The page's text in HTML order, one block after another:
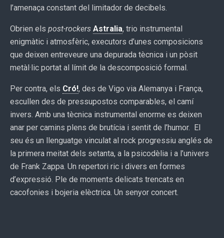
l’amenaça constant del limitador de decibels.
Obrien els post-rockers Astralia, trio instrumental
enigmàtic i atmosfèric, executors d’unes composicions
que deixen entreveure una depurada tècnica i un pòsit
metàl·lic portat al límit de la descomposició formal.
Per contra, els Cró!, des de Vigo via Alemanya i França,
escullen des de pressupostos comparables, el camí
invers. Amb una tècnica instrumental enorme es deixen
anar per camins plens de brutícia i sentit de l’humor. El
seu és un llenguatge vinculat al rock progressiu anglés de
la primera meitat dels setanta, a la psicodèlia i a l’univers
de Frank Zappa. Un repertori ric i divers en formes
d’expressió. Ple de moments delicats trencats en
cacofonies i bojeria elèctrica. Un senyor concert.